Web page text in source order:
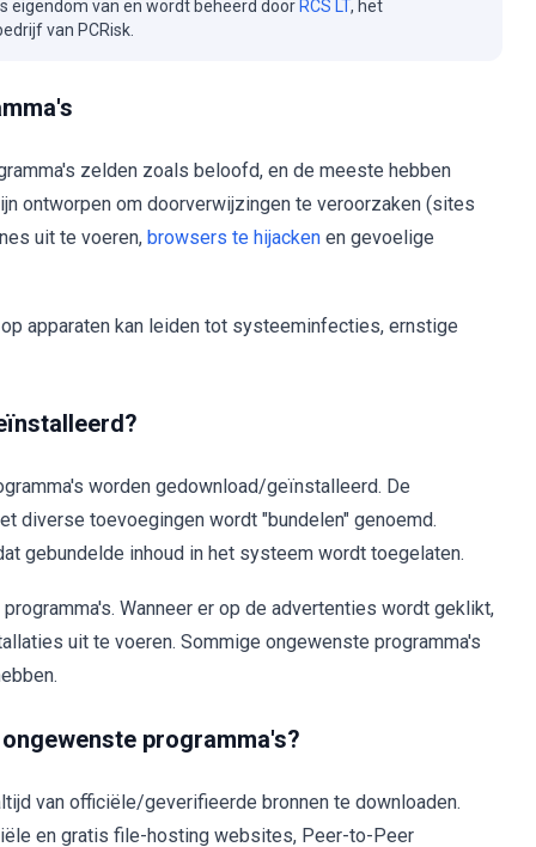
eigendom van en wordt beheerd door RCS LT, het
van PCRisk.
zelden zoals beloofd, en de meeste hebben
ontworpen om doorverwijzingen te veroorzaken (sites
uit te voeren, browsers te hijacken en gevoelige
apparaten kan leiden tot systeeminfecties, ernstige
worden gedownload/geïnstalleerd. De
diverse toevoegingen wordt "bundelen" genoemd.
gebundelde inhoud in het systeem wordt toegelaten.
Wanneer er op de advertenties wordt geklikt,
uit te voeren. Sommige ongewenste programma's
programma's?
van officiële/geverifieerde bronnen te downloaden.
en gratis file-hosting websites, Peer-to-Peer